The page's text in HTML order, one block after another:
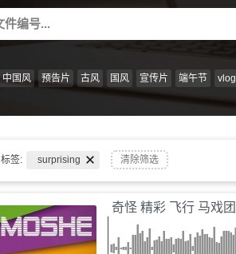
中国风 预告片 古风 国风 宣传片 端午节 vlog
标签: surprising 清除筛选
奇怪 精彩 飞行 马戏团